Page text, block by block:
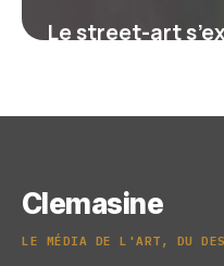
Le street-art
Clemasine
LE MÉDIA DE L'ART, DU